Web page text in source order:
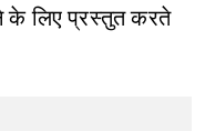
के लिए प्रस्तुत करते